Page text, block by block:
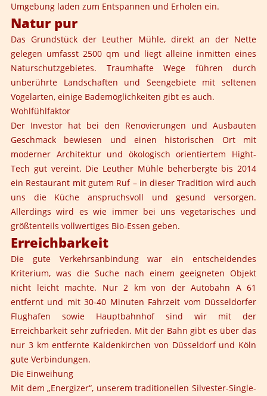
Umgebung laden zum Entspannen und Erholen ein.
Natur pur
Das Grundstück der Leuther Mühle, direkt an der Nette
gelegen umfasst 2500 qm und liegt alleine inmitten eines
Naturschutzgebietes. Traumhafte Wege führen durch
unberührte Landschaften und Seengebiete mit seltenen
Vogelarten, einige Bademöglichkeiten gibt es auch.
Wohlfühlfaktor
Der Investor hat bei den Renovierungen und Ausbauten
Geschmack bewiesen und einen historischen Ort mit
moderner Architektur und ökologisch orientiertem Hight-
Tech gut vereint. Die Leuther Mühle beherbergte bis 2014
ein Restaurant mit gutem Ruf – in dieser Tradition wird auch
uns die Küche anspruchsvoll und gesund versorgen.
Allerdings wird es wie immer bei uns vegetarisches und
größtenteils vollwertiges Bio-Essen geben.
Erreichbarkeit
Die gute Verkehrsanbindung war ein entscheidendes
Kriterium, was die Suche nach einem geeigneten Objekt
nicht leicht machte. Nur 2 km von der Autobahn A 61
entfernt und mit 30-40 Minuten Fahrzeit vom Düsseldorfer
Flughafen sowie Hauptbahnhof sind wir mit der
Erreichbarkeit sehr zufrieden. Mit der Bahn gibt es über das
nur 3 km entfernte Kaldenkirchen von Düsseldorf und Köln
gute Verbindungen.
Die Einweihung
Mit dem „Energizer“, unserem traditionellen Silvester-Single-